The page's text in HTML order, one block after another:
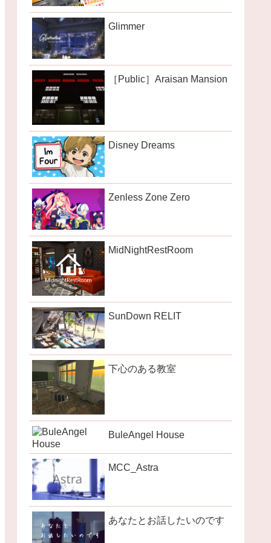
Glimmer
［Public］Araisan Mansion
Disney Dreams
Zenless Zone Zero
MidNightRestRoom
SunDown RELIT
下心のある教室
BuleAngel House
MCC_Astra
あなたとお話したいのです